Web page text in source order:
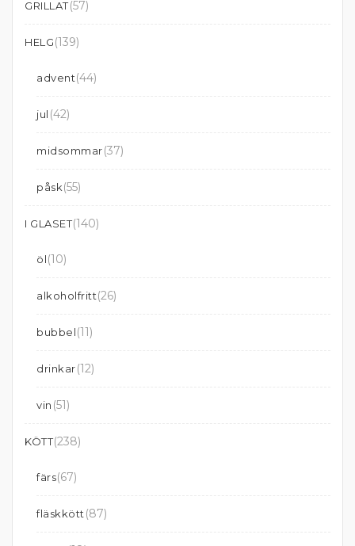
GRILLAT(57)
HELG(139)
advent(44)
jul (42)
midsommar(37)
påsk(55)
I GLASET(140)
öl(10)
alkoholfritt(26)
bubbel(11)
drinkar(12)
vin (51)
KÖTT(238)
färs(67)
fläskkött (87)